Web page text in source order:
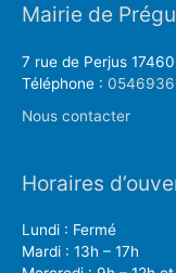
Mairie de
7 rue de Perjus
Téléphone :
Nous contacter
Horaires
Lundi : Fermé
Mardi : 13h – 17h